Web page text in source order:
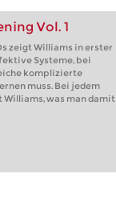
Vol. 1
zeigt Williams in erster
Systeme, bei
komplizierte
muss. Bei jedem
Williams, was man damit